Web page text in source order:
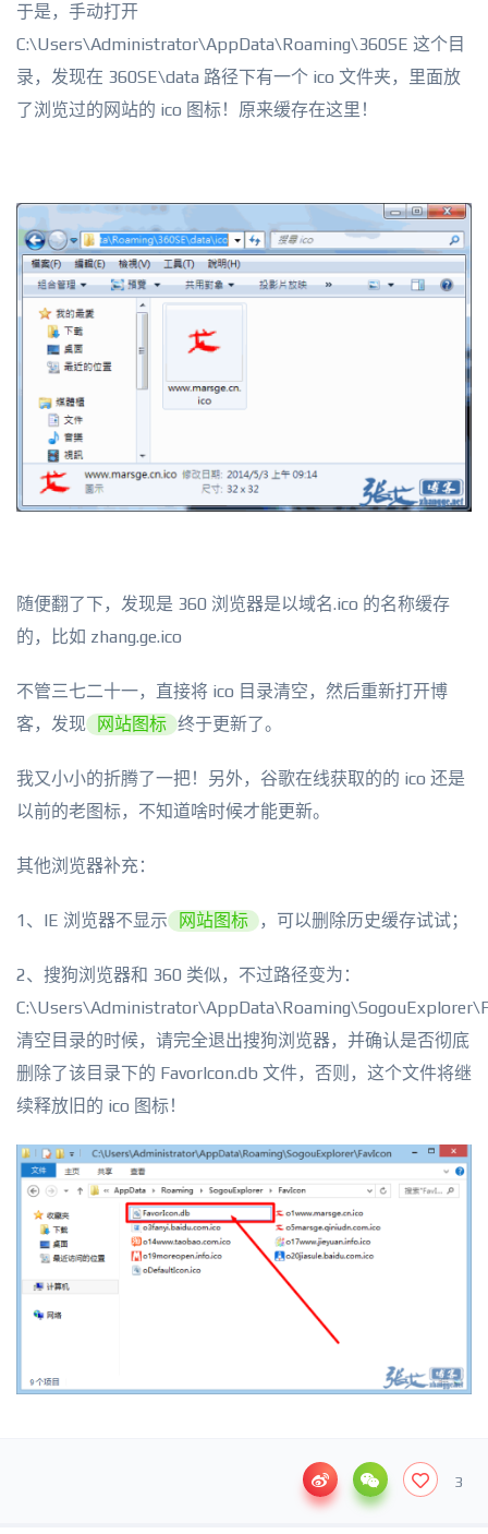
于是，手动打开
C:\Users\Administrator\AppData\Roaming\360SE 这个目
录，发现在 360SE\data 路径下有一个 ico 文件夹，里面放
了浏览过的网站的 ico 图标！原来缓存在这里！
随便翻了下，发现是 360 浏览器是以域名.ico 的名称缓存
的，比如 zhang.ge.ico
不管三七二十一，直接将 ico 目录清空，然后重新打开博
客，发现
网站图标 终于更新了。
我又小小的折腾了一把！另外，谷歌在线获取的的 ico 还是
以前的老图标，不知道啥时候才能更新。
其他浏览器补充：
1、IE 浏览器不显示 网站图标 ，可以删除历史缓存试试；
2、搜狗浏览器和 360 类似，不过路径变为：
清空目录的时候，请完全退出搜狗浏览器，并确认是否彻底
删除了该目录下的 FavorIcon.db 文件，否则，这个文件将继
续释放旧的 ico 图标！
3